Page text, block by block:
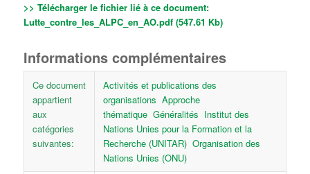
>> Télécharger le fichier lié à ce document:
Lutte_contre_les_ALPC_en_AO.pdf (547.61 Kb)
Informations complémentaires
Ce document
appartient
aux
catégories
suivantes:
Activités et publications des
organisations Approche
thématique Généralités Institut des
Nations Unies pour la Formation et la
Recherche (UNITAR) Organisation des
Nations Unies (ONU)